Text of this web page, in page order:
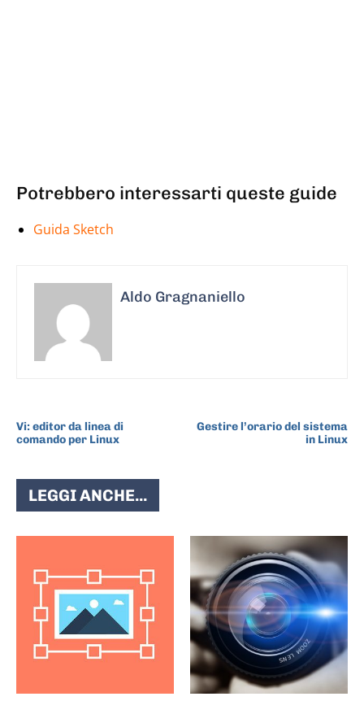
Potrebbero interessarti queste guide
Guida Sketch
Aldo Gragnaniello
Vi: editor da linea di
comando per Linux
Gestire l’orario del sistema
in Linux
LEGGI ANCHE...